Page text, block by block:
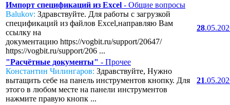
Импорт спецификаций из Excel - Общие вопросы
Balukov: Здравствуйте. Для работы с загрузкой
спецификаций из файлов Excel,направляю Вам
ссылку на
документацию https://vogbit.ru/support/20647/
https://vogbit.ru/support/206 ...
28
"Расчётные документы" - Прочее
Константин Чилингаров: Здравствуйте, Нужно
вытащить себе на панель инструментов кнопку. Для
этого в любом месте на панели инструментов
нажмите правую кнопк ...
21